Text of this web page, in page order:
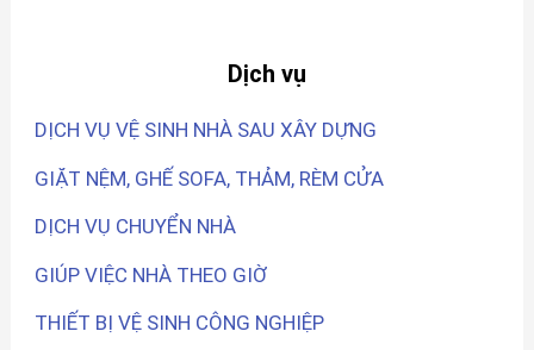
Dịch vụ
DỊCH VỤ VỆ SINH NHÀ SAU XÂY DỰNG
GIẶT NỆM, GHẾ SOFA, THẢM, RÈM CỬA
DỊCH VỤ CHUYỂN NHÀ
GIÚP VIỆC NHÀ THEO GIỜ
THIẾT BỊ VỆ SINH CÔNG NGHIỆP